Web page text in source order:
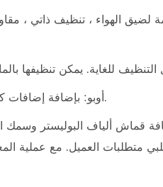
لضيق الهواء ، تنظيف ذاتي ،
أوبو: بإضافة إضافات كيميائية ، يمكننا أن نجعلها غير شفافة تمامًا.
قماش ألياف البوليستر وسمك
متطلبات العميل. مع عملية